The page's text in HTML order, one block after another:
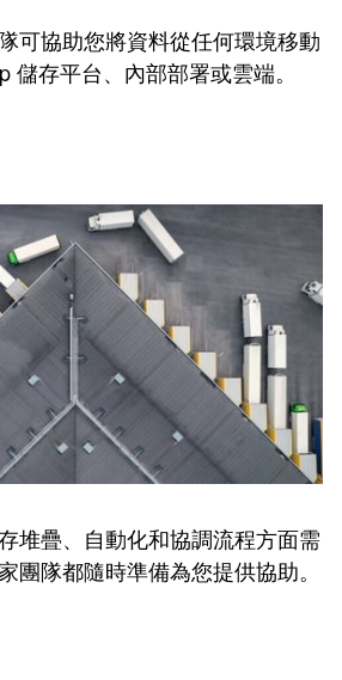
可協助您將資料從任何環境移動
儲存平台、內部部署或雲端。
堆疊、自動化和協調流程方面需
團隊都隨時準備為您提供協助。